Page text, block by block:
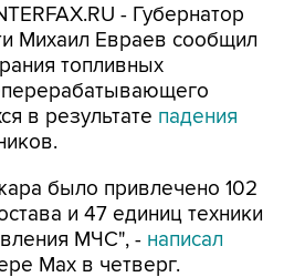
- Губернатор
Михаил Евраев сообщил
топливных
в результате падения
было привлечено 102
и 47 единиц техники
МЧС", - написал
Мах в четверг.